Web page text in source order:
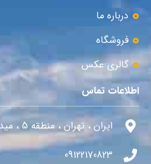
درباره ما
فروشگاه
گالری عکس
اطلاعات تماس
ایران ، تهران ، منطقه 5 ، میدان صادقیه
09122170823